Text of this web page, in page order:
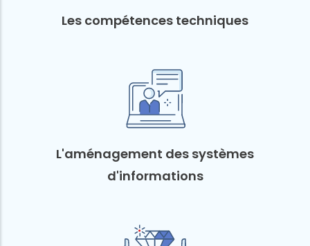
Les compétences techniques
L'aménagement des systèmes
d'informations